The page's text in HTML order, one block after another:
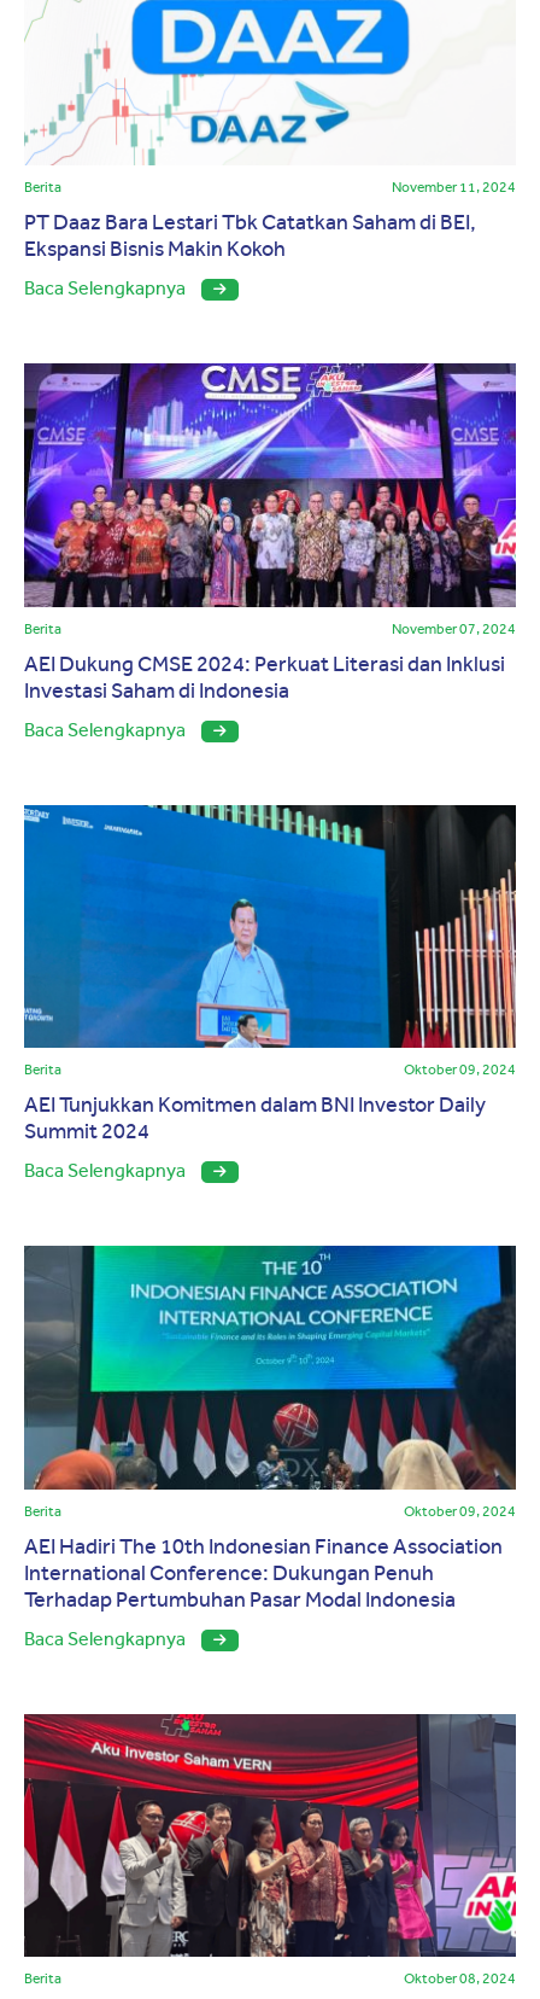
Berita November 11, 2024
PT Daaz Bara Lestari Tbk Catatkan Saham di BEI,
Ekspansi Bisnis Makin Kokoh
Baca Selengkapnya
Berita November 07, 2024
AEI Dukung CMSE 2024: Perkuat Literasi dan Inklusi
Investasi Saham di Indonesia
Baca Selengkapnya
Berita Oktober 09, 2024
AEI Tunjukkan Komitmen dalam BNI Investor Daily
Summit 2024
Baca Selengkapnya
Berita Oktober 09, 2024
AEI Hadiri The 10th Indonesian Finance Association
International Conference: Dukungan Penuh
Terhadap Pertumbuhan Pasar Modal Indonesia
Baca Selengkapnya
Berita Oktober 08, 2024